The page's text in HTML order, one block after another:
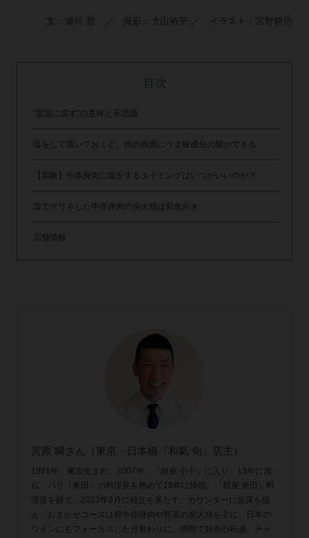
文：瀬川 慧 ／ 撮影：大山裕平 ／ イラスト：宮野耕治
目次
“室温に戻す”の意味と不思議
塩をして置いておくと、肉の表面にうま味成分の膜ができる
【実験】牛赤身肉に塩をするタイミングはいつがいいのか？
塩でマリネした牛赤身肉の炭火焼は和食向き
店舗情報
宮原 瞬さん（東京・日本橋『和氣 旬』店主）
1981年、東京生まれ。2007年、『銀座 小十』に入り、13年に渡
仏。パリ『奥田』の料理長を務めて18年に帰国。『銀座 奥田』料
理長を経て、2023年2月に独立を果たす。カウンターに炭床を設
え、おまかせコースは和牛赤身肉や野菜の炭火焼を主に、日本の
ワインにもフォーカスした月替わりに。明朗で好奇心旺盛、チャ